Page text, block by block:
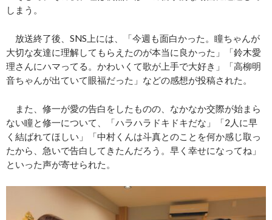
しまう。
放送終了後、SNS上には、「今週も面白かった。瞳ちゃんが
大切な友達に理解してもらえたのが本当に良かった」「鈴木愛
理さんにハマってる。かわいくて歌が上手で大好き」「高柳明
音ちゃんが出ていて眼福だった」などの感想が投稿された。
また、修一が愛の告白をしたものの、なかなか交際が始まら
ない瞳と修一について、「ハラハラドキドキだな」「2人に早
く結ばれてほしい」「中村くんは斗真とのことを何か感じ取っ
たから、急いで告白してきたんだろう。早く幸せになってね」
といった声が寄せられた。